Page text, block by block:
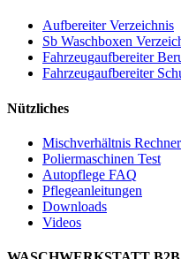
Aufbereiter Verzeichnis
Sb Waschboxen
Fahrzeugaufbereiter
Fahrzeugaufbereiter
Nützliches
Mischverhältnis Rechner
Poliermaschinen Test
Autopflege FAQ
Pflegeanleitungen
Downloads
Videos